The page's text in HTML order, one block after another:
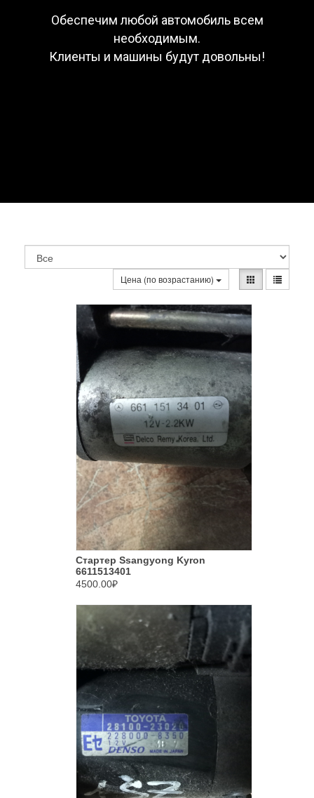
Обеспечим любой автомобиль всем
необходимым.
Клиенты и машины будут довольны!
Цена (по возрастанию)
Стартер Ssangyong Kyron
6611513401
4500.00₽